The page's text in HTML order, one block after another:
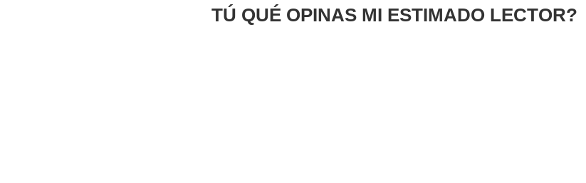
TÚ QUÉ OPINAS MI ESTIMADO LECTOR?